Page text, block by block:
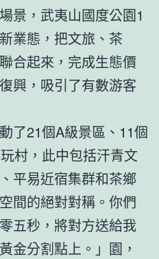
景，武夷山國度公園1
業態，把文旅、茶
合起來，完成生態價
興，吸引了有數游客
了21個A級景區、11個
村，此中包括汗青文
平易近宿集群和茶鄉
間的絕對對稱。你們
五秒，將對方送給我
金分割點上。」園，